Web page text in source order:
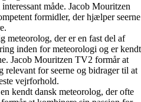
måde. Jacob Mouritzen
formidler, der hjælper seerne
meteorolog, der er en fast del af
inden for meteorologi og er kendt
Jacob Mouritzen TV2 formår at
relevant for seerne og bidrager til at
vejrforhold.
kendt dansk meteorolog, der ofte